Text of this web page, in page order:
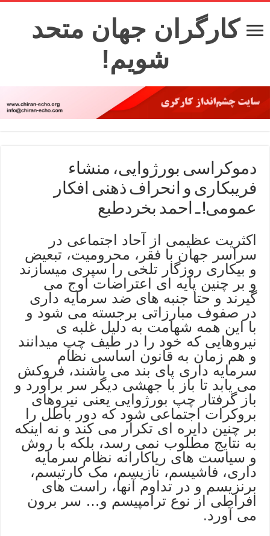
کارگران جهان متحد
شویم!
دموکراسی بورژوایی، منشاء
فریبکاری و انحراف ذهنی افکار
عمومی! ـ احمد بخردطبع
اکثریت عظیمی از آحاد اجتماعی در
سراسر جهان با فقر، محرومیت، تبعیض
و بیکاری روزگار تلخی را سپری میسازند
و بر چنین پایه ای اعتراضات اوج می
گیرند و حتا جنبه های ضد سرمایه داری
در صفوف مبارزاتی برجسته می شود و
با این همه شهامت به دلیل غلبه ی
نیروهایی که خود را در طیف چپ میدانند
و هم زمان به قانون اساسی نظام
سرمایه داری پای بند می باشند، فروکش
می یابد تا باز با جهشی دیگر سر برآورد و
باز گرفتار چپ بورژوایی یعنی نیروهای
بروکرات اجتماعی شود که دور باطل را
بر چنین دایره ای تکرار می کند و نه اینکه
به نتایج مطلوب نمی رسد، بلکه با روش
و سیاست های ریاکارانه نظام سرمایه
داری، فاشیسم، نازیسم، مک کارتیسم،
برنزیسم و در تداوم آنها، راست های
افراطی از نوع ترامپیسم و… سر برون
می آورد.